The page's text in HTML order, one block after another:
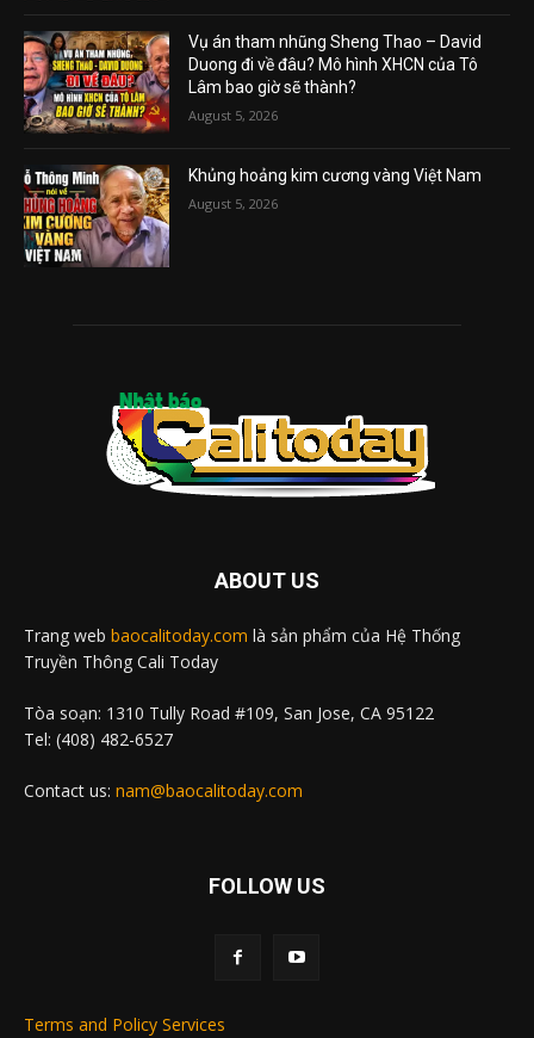
Vụ án tham nhũng Sheng Thao – David
Duong đi về đâu? Mô hình XHCN của Tô
Lâm bao giờ sẽ thành?
August 5, 2026
Khủng hoảng kim cương vàng Việt Nam
August 5, 2026
ABOUT US
Trang web baocalitoday.com là sản phẩm của Hệ Thống
Truyền Thông Cali Today
Tòa soạn: 1310 Tully Road #109, San Jose, CA 95122
Tel: (408) 482-6527
Contact us: nam@baocalitoday.com
FOLLOW US
Terms and Policy Services